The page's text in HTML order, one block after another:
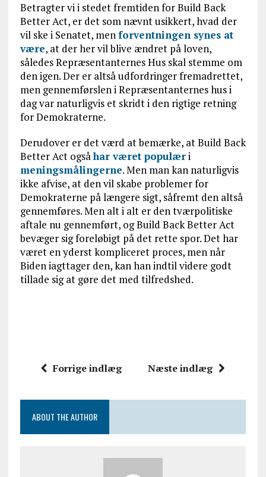
Betragter vi i stedet fremtiden for Build Back
Better Act, er det som nævnt usikkert, hvad der
vil ske i Senatet, menforventningen synes at
være, at der her vil blive ændret på loven,
således Repræsentanternes Hus skal stemme om
den igen. Der er altså udfordringer fremadrettet,
men gennemførslen i Repræsentanternes hus i
dag var naturligvis et skridt i den rigtige retning
for Demokraterne.
Derudover er det værd at bemærke, at Build Back
Better Act ogsåhar væretpopulæri
meningsmålingerne. Men man kan naturligvis
ikke afvise, at den vil skabe problemer for
Demokraterne på længere sigt, såfremt den altså
gennemføres. Men alt i alt er den tværpolitiske
aftale nu gennemført, og Build Back Better Act
bevæger sig foreløbigt på det rette spor. Det har
været en yderst kompliceret proces, men når
Biden iagttager den, kan han indtil videre godt
tillade sig at gøre det med tilfredshed.
Forrige indlæg Næste indlæg
ABOUT THE AUTHOR